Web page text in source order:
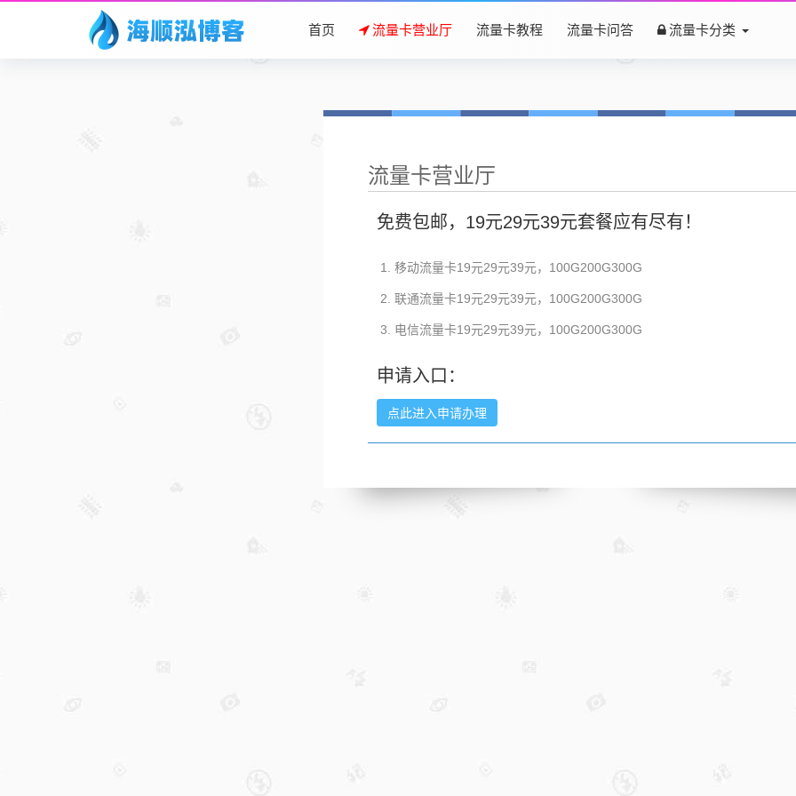
首页 流量卡营业厅 流量卡教程 流量卡问答 流量卡分类
流量卡营业厅
免费包邮，19元29元39元套餐应有尽有！
移动流量卡19元29元39元，100G200G300G
联通流量卡19元29元39元，100G200G300G
电信流量卡19元29元39元，100G200G300G
申请入口：
点此进入申请办理